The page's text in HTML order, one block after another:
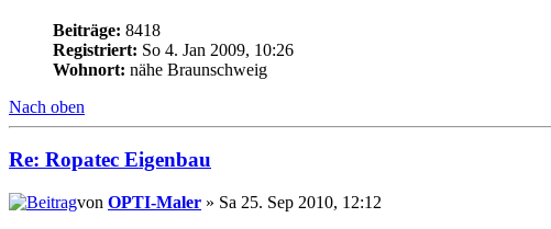
Beiträge: 8418
Registriert: So 4. Jan 2009, 10:26
Wohnort: nähe Braunschweig
Nach oben
Re: Ropatec Eigenbau
von OPTI-Maler » Sa 25. Sep 2010, 12:12